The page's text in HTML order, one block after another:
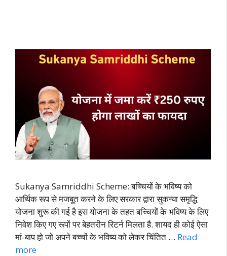
Sukanya Samriddhi Scheme: बच्चियों के भविष्य को
आर्थिक रूप से मजबूत करने के लिए सरकार द्वारा सुकन्या समृद्धि
योजना शुरू की गई है इस योजना के तहत बच्चियों के भविष्य के लिए
निवेश किए गए रूपों पर बेहतरीन रिटर्न मिलता है. शायद ही कोई ऐसा
मां-बाप हो जो अपने बच्चों के भविष्य को लेकर चिंतित … Read
more